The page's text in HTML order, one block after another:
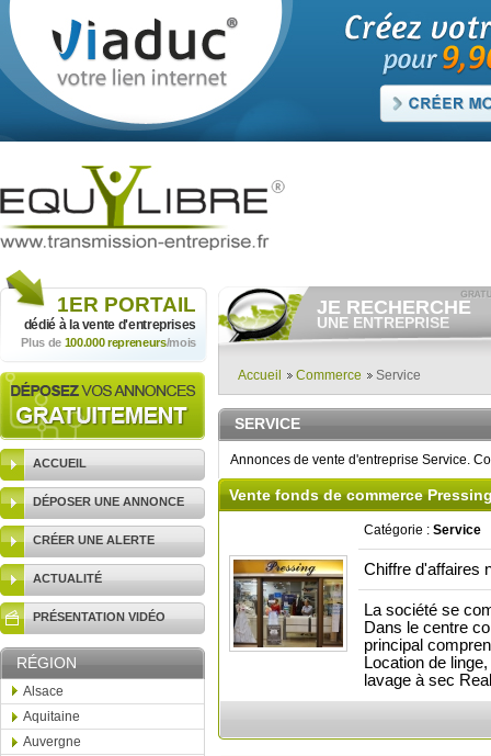
1ER PORTAIL
dédié à la vente d'entreprises
Plus de 100.000 repreneurs/mois
ACCUEIL
DÉPOSER UNE ANNONCE
CRÉER UNE ALERTE
ACTUALITÉ
PRÉSENTATION VIDÉO
RÉGION
Alsace
Aquitaine
Auvergne
JE RECHERCHE
UNE ENTREPRISE
Consulter gratuitementles
vendre.
Et/ou déposergratuitement
votre recherche d'entreprise.
ANNONCE
Accueil Commerce Service
SERVICE
Annonces de vente d'entreprise Service.
Vente fonds de commerce
Catégorie : Service
Chiffre d'affaires
La société se
Dans le centre
principal
Location de
lavage à sec